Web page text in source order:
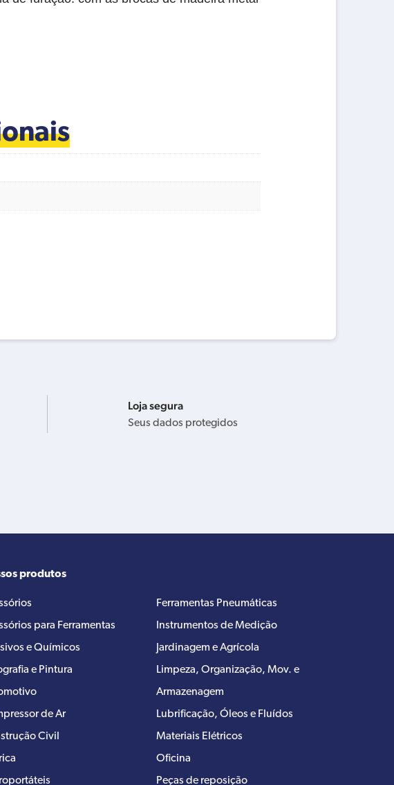
Loja segura
Seus dados protegidos
produtos
para Ferramentas
e Químicos
e Pintura
de Ar
Civil
Ferramentas Pneumáticas
Instrumentos de Medição
Jardinagem e Agrícola
Limpeza, Organização, Mov. e
Armazenagem
Lubrificação, Óleos e Fluídos
Materiais Elétricos
Oficina
Peças de reposição